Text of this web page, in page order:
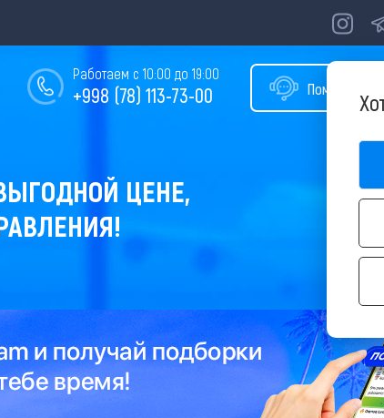
Помощь в
Работаем с 10:00 до 19:00
+998 (78) 113-73-00
ЦЕНЕ,